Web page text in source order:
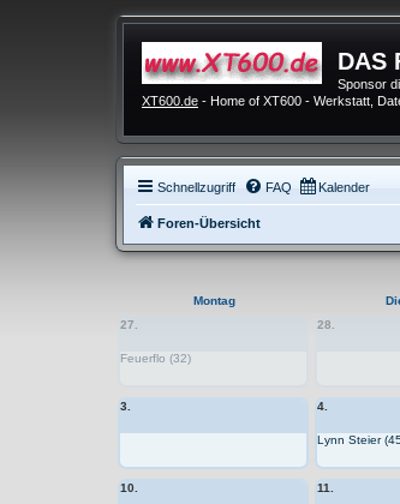
DAS
Sponsor
XT600.de - Home of XT600 - Werkstatt,
Schnellzugriff FAQ Kalender
Foren-Übersicht
Montag
27.
Feuerflo (32)
28.
3. 4.
Lynn Steier
10. 11.